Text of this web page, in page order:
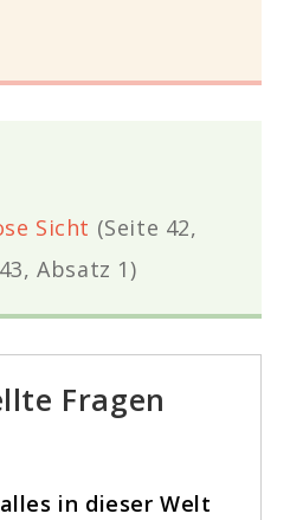
Sicht (Seite 42,
Absatz 1)
Fragen
in dieser Welt